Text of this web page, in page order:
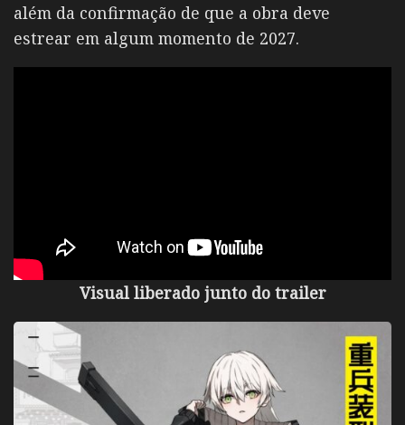
além da confirmação de que a obra deve
estrear em algum momento de 2027.
Visual liberado junto do trailer